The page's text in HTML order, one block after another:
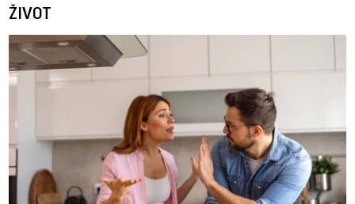
ŽIVOT